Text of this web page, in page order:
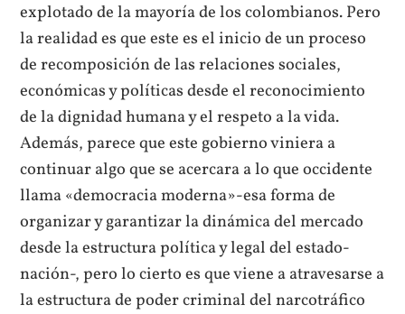
explotado de la mayoría de los colombianos. Pero
la realidad es que este es el inicio de un proceso
de recomposición de las relaciones sociales,
económicas y políticas desde el reconocimiento
de la dignidad humana y el respeto a la vida.
Además, parece que este gobierno viniera a
continuar algo que se acercara a lo que occidente
llama «democracia moderna»-esa forma de
organizar y garantizar la dinámica del mercado
desde la estructura política y legal del estado-
nación-, pero lo cierto es que viene a atravesarse a
la estructura de poder criminal del narcotráfico